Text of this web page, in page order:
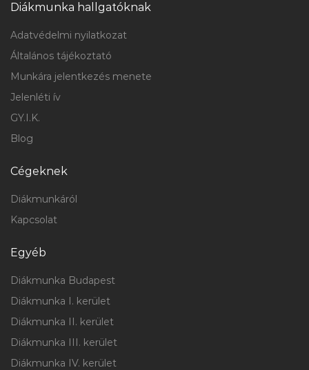
Diákmunka hallgatóknak
Adatvédelmi nyilatkozat
Általános tájékoztató
Munkára jelentkezés menete
Jelenléti ív
GY.I.K.
Blog
Cégeknek
Diákmunkáról
Kapcsolat
Egyéb
Diákmunka Budapest
Diákmunka I. kerület
Diákmunka II. kerület
Diákmunka III. kerület
Diákmunka IV. kerület